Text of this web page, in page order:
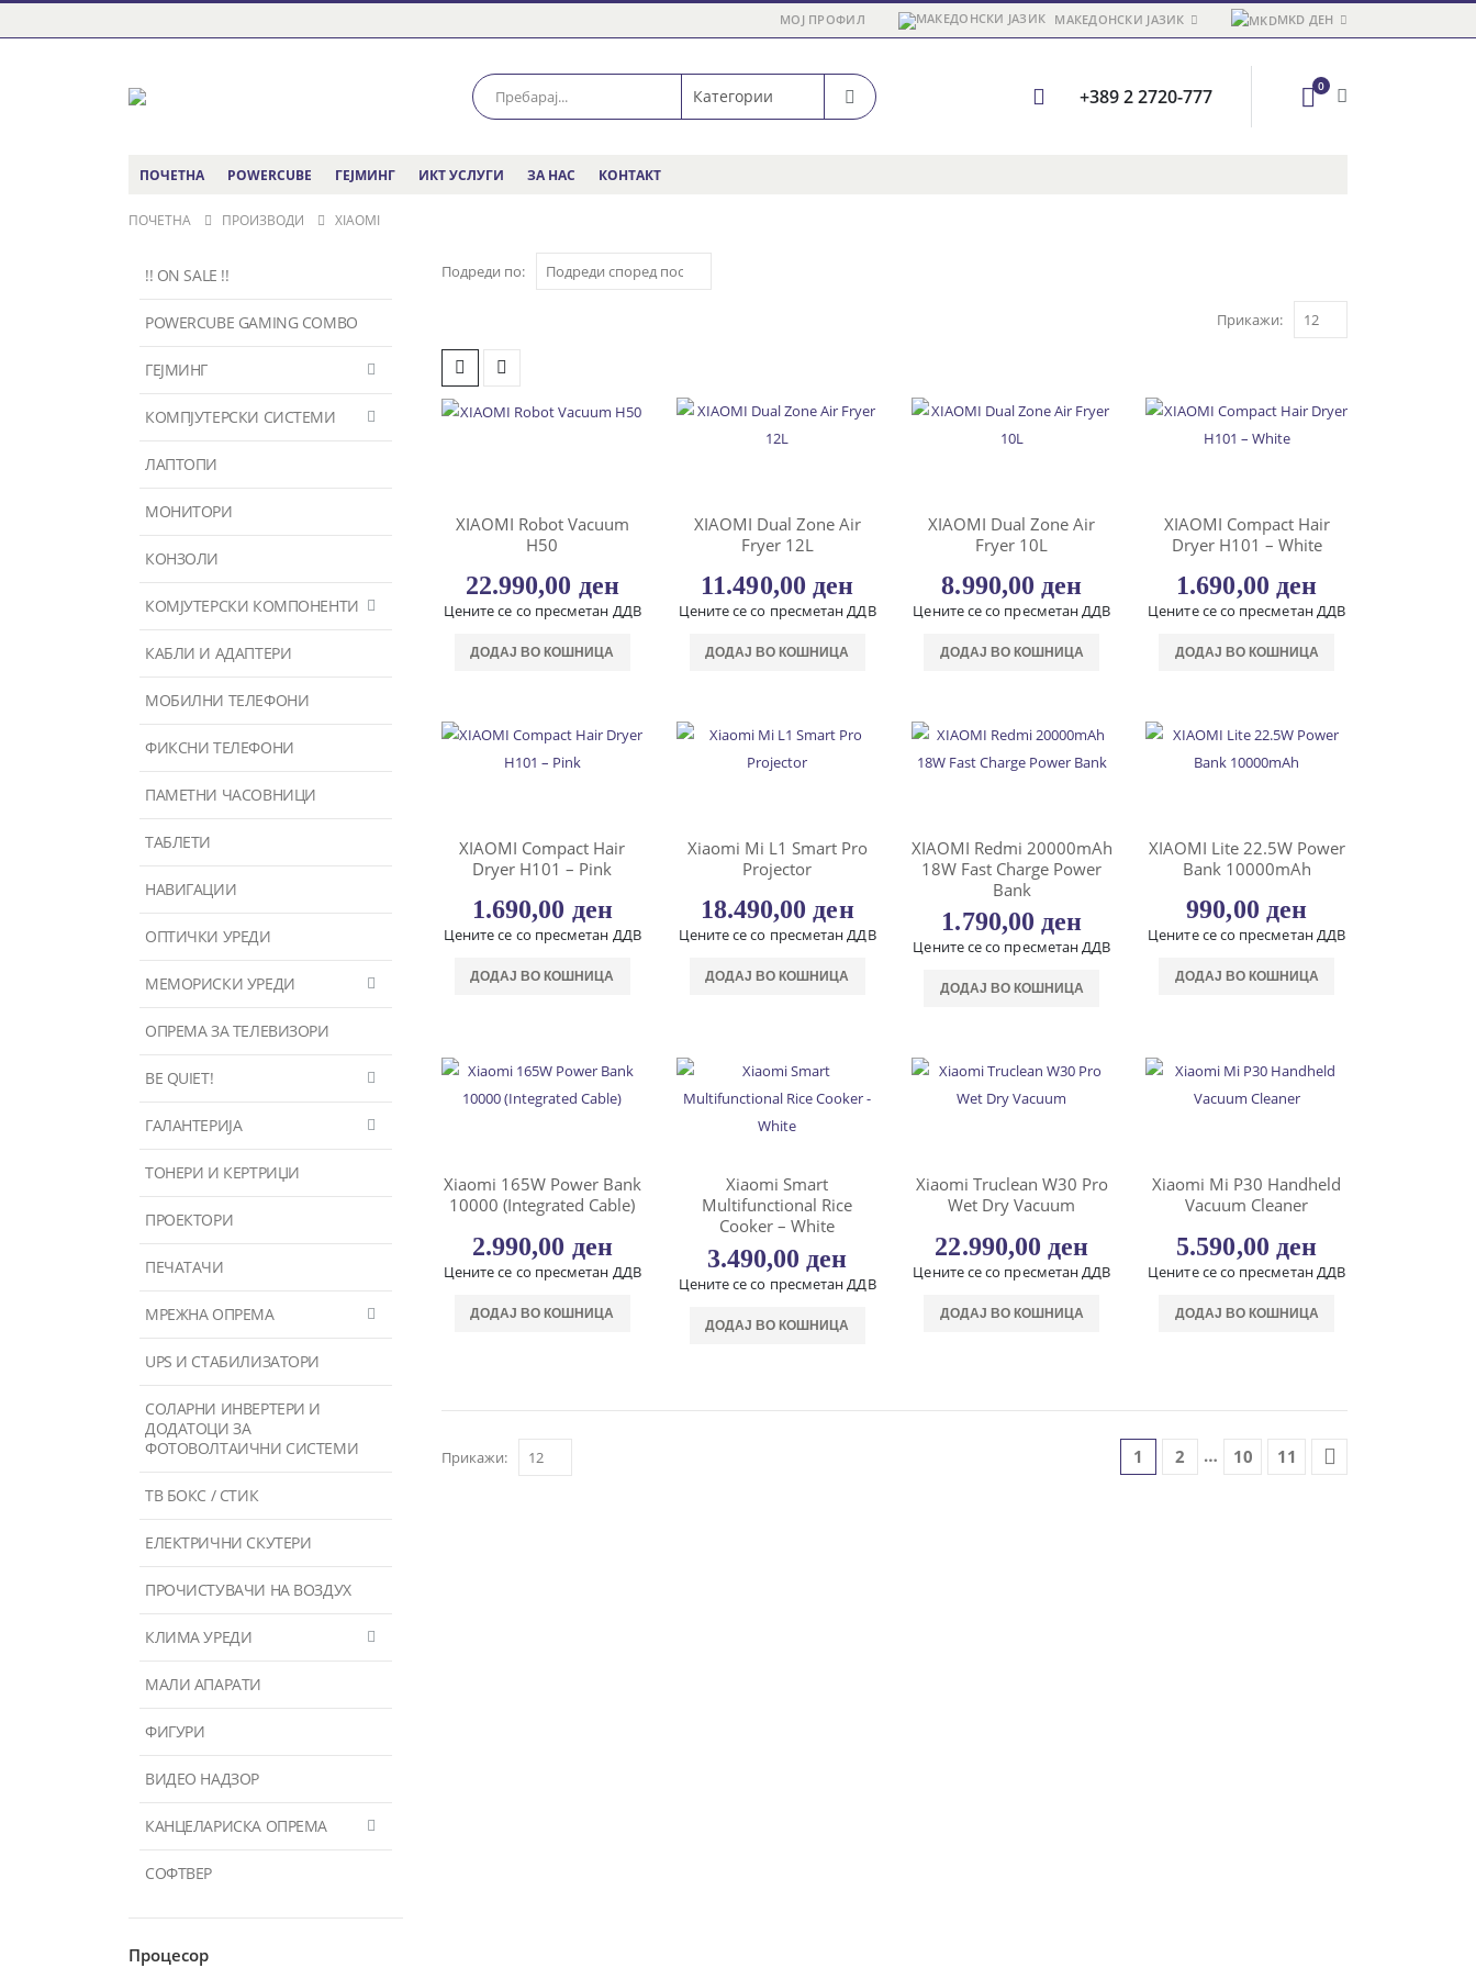
МОЈ ПРОФИЛ МАКЕДОНСКИ ЈАЗИК MKD ДЕН
+389 2 2720-777 0
ПОЧЕТНА POWERCUBE ГЕЈМИНГ ИКТ УСЛУГИ ЗА НАС КОНТАКТ
ПОЧЕТНА ПРОИЗВОДИ XIAOMI
Подреди по:
Прикажи:
XIAOMI Robot Vacuum
H50
22.990,00 ден
Цените се со пресметан ДДВ
ДОДАЈ ВО КОШНИЦА
XIAOMI Dual Zone Air
Fryer 12L
11.490,00 ден
Цените се со пресметан ДДВ
ДОДАЈ ВО КОШНИЦА
XIAOMI Dual Zone Air
Fryer 10L
8.990,00 ден
Цените се со пресметан ДДВ
ДОДАЈ ВО КОШНИЦА
XIAOMI Compact Hair
Dryer H101 – White
1.690,00 ден
Цените се со пресметан ДДВ
ДОДАЈ ВО КОШНИЦА
XIAOMI Compact Hair
Dryer H101 – Pink
1.690,00 ден
Цените се со пресметан ДДВ
ДОДАЈ ВО КОШНИЦА
Xiaomi Mi L1 Smart Pro
Projector
18.490,00ден
Цените се со пресметан ДДВ
ДОДАЈ ВО КОШНИЦА
XIAOMI Redmi 20000mAh
18W Fast Charge Power
Bank
1.790,00ден
Цените се со пресметан ДДВ
ДОДАЈ ВО КОШНИЦА
XIAOMI Lite 22.5W Power
Bank 10000mAh
990,00 ден
Цените се со пресметан ДДВ
ДОДАЈ ВО КОШНИЦА
Xiaomi 165W Power Bank
10000 (Integrated Cable)
2.990,00 ден
Цените се со пресметан ДДВ
ДОДАЈ ВО КОШНИЦА
Xiaomi Smart
Multifunctional Rice
Cooker – White
3.490,00 ден
Цените се со пресметан ДДВ
ДОДАЈ ВО КОШНИЦА
Xiaomi Truclean W30 Pro
Wet Dry Vacuum
22.990,00 ден
Цените се со пресметан ДДВ
ДОДАЈ ВО КОШНИЦА
Xiaomi Mi P30 Handheld
Vacuum Cleaner
5.590,00 ден
Цените се со пресметан ДДВ
ДОДАЈ ВО КОШНИЦА
Прикажи: 1 2 … 10 11
!! ON SALE !!
POWERCUBE GAMING COMBO
ГЕЈМИНГ
КОМПЈУТЕРСКИ СИСТЕМИ
ЛАПТОПИ
МОНИТОРИ
КОНЗОЛИ
КОМЈУТЕРСКИ КОМПОНЕНТИ
КАБЛИ И АДАПТЕРИ
МОБИЛНИ ТЕЛЕФОНИ
ФИКСНИ ТЕЛЕФОНИ
ПАМЕТНИ ЧАСОВНИЦИ
ТАБЛЕТИ
НАВИГАЦИИ
ОПТИЧКИ УРЕДИ
МЕМОРИСКИ УРЕДИ
ОПРЕМА ЗА ТЕЛЕВИЗОРИ
BE QUIET!
ГАЛАНТЕРИЈА
ТОНЕРИ И КЕРТРИЏИ
ПРОЕКТОРИ
ПЕЧАТАЧИ
МРЕЖНА ОПРЕМА
UPS И СТАБИЛИЗАТОРИ
СОЛАРНИ ИНВЕРТЕРИ И
ДОДАТОЦИ ЗА
ФОТОВОЛТАИЧНИ СИСТЕМИ
ТВ БОКС / СТИК
ЕЛЕКТРИЧНИ СКУТЕРИ
ПРОЧИСТУВАЧИ НА ВОЗДУХ
КЛИМА УРЕДИ
МАЛИ АПАРАТИ
ФИГУРИ
ВИДЕО НАДЗОР
КАНЦЕЛАРИСКА ОПРЕМА
СОФТВЕР
Процесор